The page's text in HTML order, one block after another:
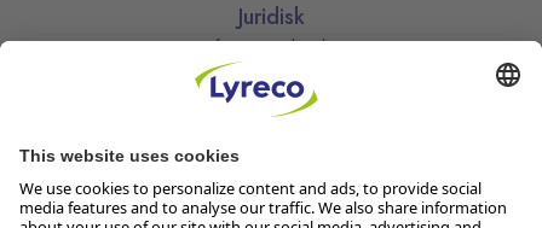
Juridisk
Informasjonskapsler
Kjøpsbetingelser
Personvernerklæring
Vilkår
Vilkår for kundeklubben
Åpenhetsloven